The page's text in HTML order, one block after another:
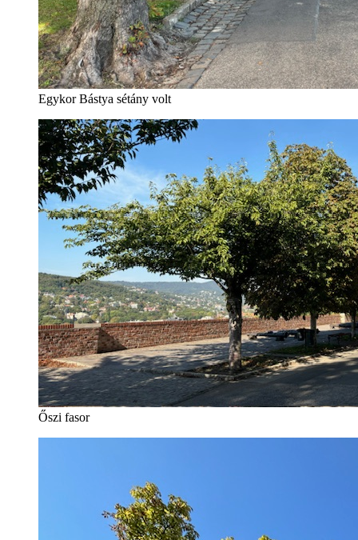
Egykor Bástya sétány volt
Őszi fasor